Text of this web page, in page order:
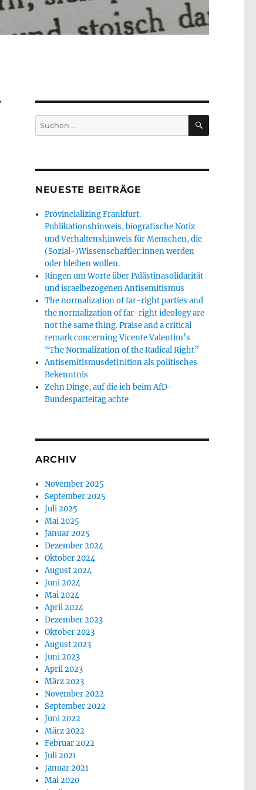
Suche
nach:
SUCHEN
NEUESTE BEITRÄGE
Provincializing Frankfurt.
Publikationshinweis, biografische Notiz
und Verhaltenshinweis für Menschen, die
(Sozial-)Wissenschaftler:innen werden
oder bleiben wollen.
Ringen um Worte über Palästinasolidarität
und israelbezogenen Antisemitismus
The normalization of far-right parties and
the normalization of far-right ideology are
not the same thing. Praise and a critical
remark concerning Vicente Valentim’s
“The Normalization of the Radical Right”
Antisemitismusdefinition als politisches
Bekenntnis
Zehn Dinge, auf die ich beim AfD-
Bundesparteitag achte
ARCHIV
November 2025
September 2025
Juli 2025
Mai 2025
Januar 2025
Dezember 2024
Oktober 2024
August 2024
Juni 2024
Mai 2024
April 2024
Dezember 2023
Oktober 2023
August 2023
Juni 2023
April 2023
März 2023
November 2022
September 2022
Juni 2022
März 2022
Februar 2022
Juli 2021
Januar 2021
Mai 2020